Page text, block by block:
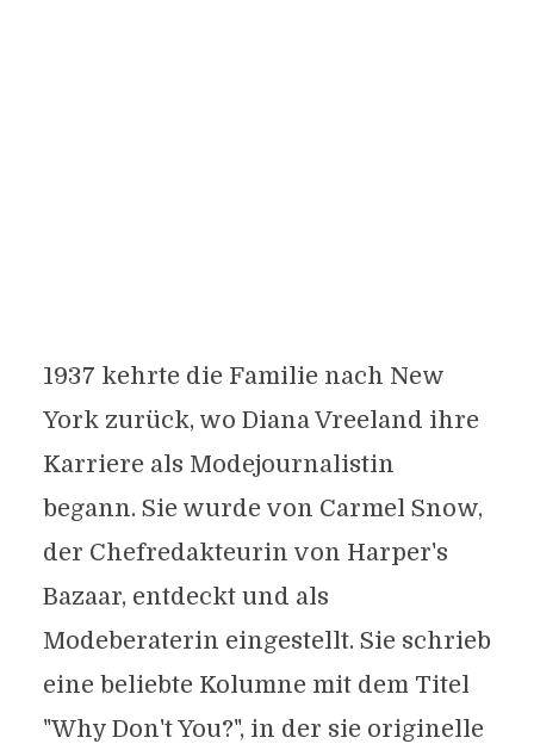
1937 kehrte die Familie nach New
York zurück, wo Diana Vreeland ihre
Karriere als Modejournalistin
begann. Sie wurde von Carmel Snow,
der Chefredakteurin von Harper's
Bazaar, entdeckt und als
Modeberaterin eingestellt. Sie schrieb
eine beliebte Kolumne mit dem Titel
"Why Don't You?", in der sie originelle